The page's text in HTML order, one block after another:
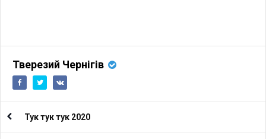
Тверезий Чернігів
Тук тук тук 2020